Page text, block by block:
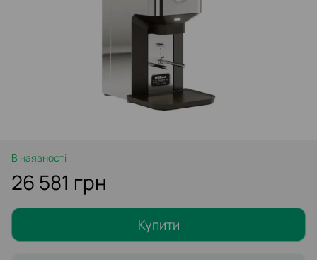
В наявності
26 581 грн
Купити